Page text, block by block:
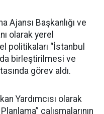
Ajansı Başkanlığı ve
olarak yerel
politikaları “İstanbul
birleştirilmesi ve
görev aldı.
Yardımcısı olarak
çalışmalarının